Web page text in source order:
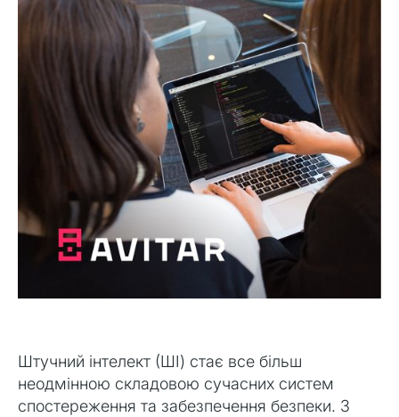
Штучний інтелект (ШІ) стає все більш
неодмінною складовою сучасних систем
спостереження та забезпечення безпеки. З